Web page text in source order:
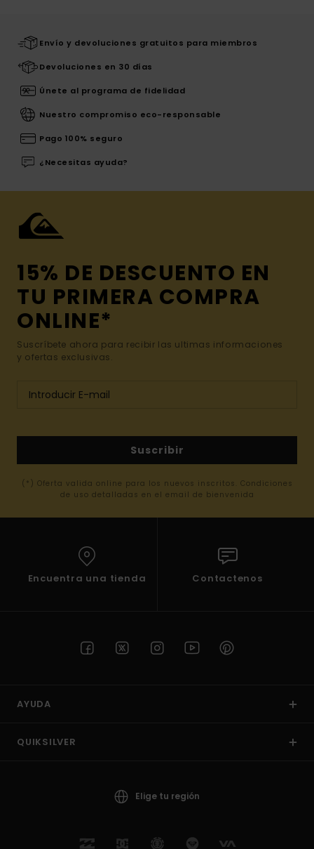
Envío y devoluciones gratuitos para miembros
Devoluciones en 30 días
Únete al programa de fidelidad
Nuestro compromiso eco-responsable
Pago 100% seguro
¿Necesitas ayuda?
15% DE DESCUENTO EN
TU PRIMERA COMPRA
ONLINE*
Suscríbete ahora para recibir las ultimas informaciones
y ofertas exclusivas.
Suscribir
(*) Oferta valida online para los nuevos inscritos. Condiciones
de uso detalladas en el email de bienvenida
Encuentra una tienda Contactenos
AYUDA
QUIKSILVER
Elige tu región